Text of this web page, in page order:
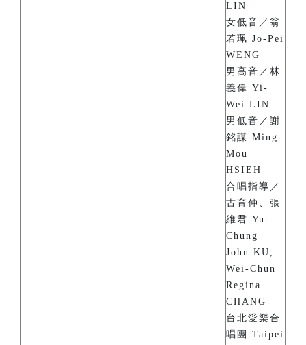
LIN
女低音／翁
若珮 Jo-Pei
WENG
男高音／林
義偉 Yi-
Wei LIN
男低音／謝
銘謀 Ming-
Mou
HSIEH
合唱指導／
古育仲、張
維君 Yu-
Chung
John KU,
Wei-Chun
Regina
CHANG
台北愛樂合
唱團 Taipei